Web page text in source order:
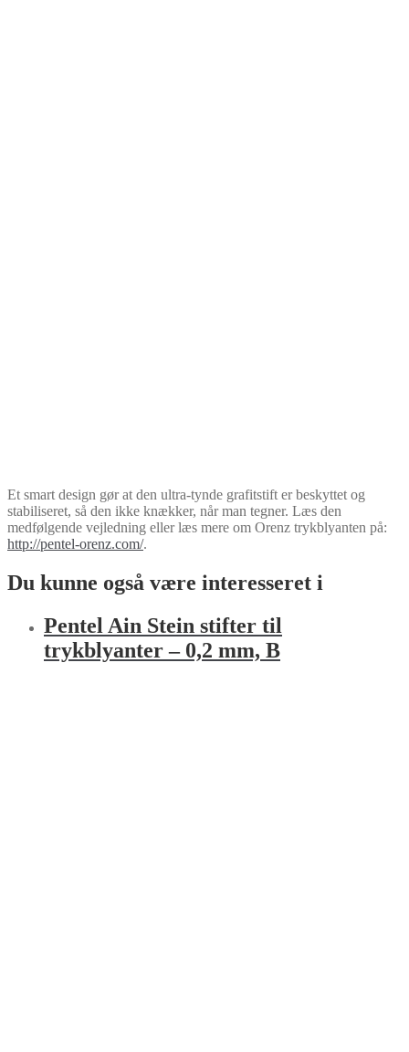
Et smart design gør at den ultra-tynde grafitstift er beskyttet og
stabiliseret, så den ikke knækker, når man tegner. Læs den
medfølgende vejledning eller læs mere om Orenz trykblyanten på:
http://pentel-orenz.com/.
Du kunne også være interesseret i
Pentel Ain Stein stifter til
trykblyanter – 0,2 mm, B